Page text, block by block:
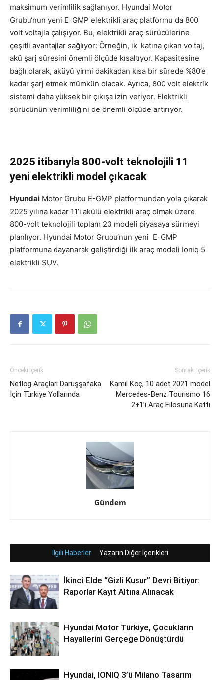
maksimum verimlilik sağlanıyor. Hyundai Motor
Grubu‘nun yeni E-GMP elektrikli araç platformu da 800
volt voltajla çalışıyor. Bu, elektrikli araç sürücülerine
çeşitli avantajlar sağlıyor: Örneğin, iki katına çıkan voltaj,
akü şarj süresini önemli ölçüde kısaltıyor. Kapasitesine
bağlı olarak, aküyü yirmi dakikadan kısa bir sürede %80’e
kadar şarj etmek mümkün olacak. Ayrıca, 800 volt elektrik
sistemi daha yüksek bir çıkışa izin veriyor. Elektrikli
sürücünün verimliliğini de önemli ölçüde artırıyor.
2025 itibarıyla 800-volt teknolojili 11
yeni elektrikli model çıkacak
Hyundai Motor Grubu E-GMP platformundan yola çıkarak
2025 yılına kadar 11’i akülü elektrikli araç olmak üzere
800-volt teknolojili toplam 23 modeli piyasaya sürmeyi
planlıyor. Hyundai Motor Grubu‘nun yeni E-GMP
platformuna dayanarak geliştirdiği ilk araç modeli Ioniq 5
elektrikli SUV.
Önceki İçerik
Netlog Araçları Darüşşafaka
İçin Türkiye Yollarında
Sonraki İçerik
Kamil Koç, 10 adet 2021 model
Mercedes-Benz Tourismo 16
2+1’i Araç Filosuna Kattı
Gündem
İlgili Haberler Yazarın Diğer İçerikleri
İkinci Elde “Gizli Kusur” Devri Bitiyor:
Raporlar Kayıt Altına Alınacak
Hyundai Motor Türkiye, Çocukların
Hayallerini Gerçeğe Dönüştürdü
Hyundai, IONIQ 3’ü Milano Tasarım